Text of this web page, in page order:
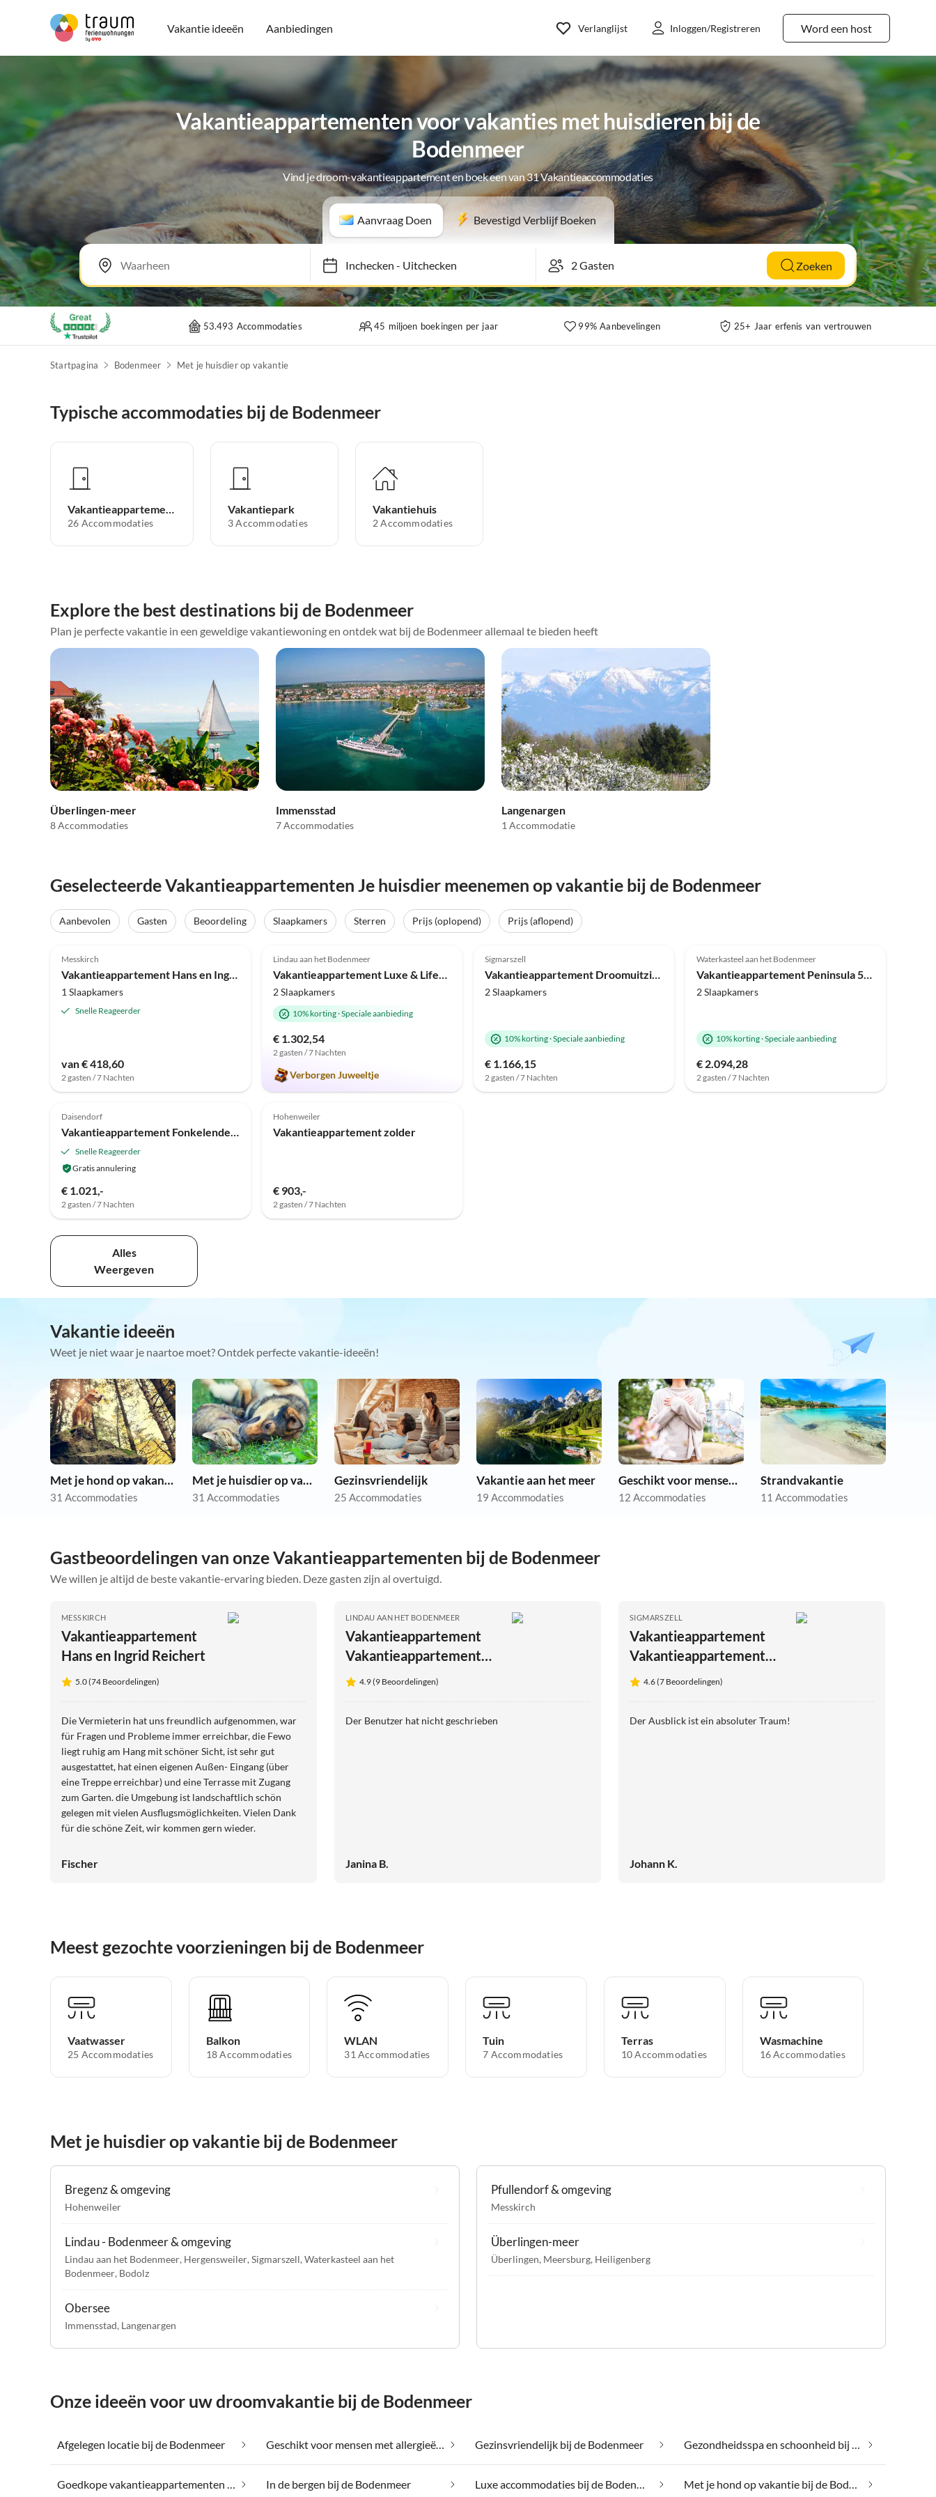
Vakantie ideeën Aanbiedingen Word een host
Verlanglijst Inloggen/Registreren
Vakantieappartementen voor vakanties met huisdieren bij de
Bodenmeer
Vind je droom-vakantieappartement en boek een van 31 Vakantieaccommodaties
Aanvraag Doen Bevestigd Verblijf Boeken
Inchecken- Uitchecken Zoeken
53.493 Accommodaties 45 miljoen boekingen per jaar 99% Aanbevelingen 25+ Jaar erfenis van vertrouwen
Startpagina Bodenmeer Met je huisdier op vakantie
Typische accommodaties bij de Bodenmeer
Vakantieappartement
26 Accommodaties
Vakantiepark
3 Accommodaties
Vakantiehuis
2 Accommodaties
Explore the best destinations bij de Bodenmeer
Plan je perfecte vakantie in een geweldige vakantiewoning en ontdek wat bij de Bodenmeer allemaal te bieden heeft
Überlingen-meer
8 Accommodaties
Immensstad
7 Accommodaties
Langenargen
1 Accommodatie
Geselecteerde Vakantieappartementen Je huisdier meenemen op vakantie bij de Bodenmeer
Aanbevolen Gasten Beoordeling Slaapkamers Sterren Prijs (oplopend) Prijs (aflopend)
Top-
Advertentie
Messkirch
Vakantieappartement Hans en Ingrid Reichert
1 Slaapkamers
Snelle Reageerder
van € 418,60
2 gasten / 7 Nachten
Lindau aan het Bodenmeer
Vakantieappartement Luxe & Lifestyle
2 Slaapkamers
10% korting·Speciale aanbieding
€ 1.302,54
2 gasten / 7 Nachten
Verborgen Juweeltje
Sigmarszell
Vakantieappartement Droomuitzicht
2 Slaapkamers
10% korting·Speciale aanbieding
€ 1.166,15
2 gasten / 7 Nachten
Waterkasteel aan het Bodenmeer
Vakantieappartement Peninsula 52 | Zeezicht
2 Slaapkamers
10% korting·Speciale aanbieding
€ 2.094,28
2 gasten / 7 Nachten
Daisendorf
Vakantieappartement Fonkelende lichten
Snelle Reageerder
Gratis annulering
€ 1.021,-
2 gasten / 7 Nachten
Advertentie
Hohenweiler
Vakantieappartement zolder
€ 903,-
2 gasten / 7 Nachten
Alles
Weergeven
Vakantie ideeën
Weet je niet waar je naartoe moet? Ontdek perfecte vakantie-ideeën!
Met je hond op vakantie
31 Accommodaties
Met je huisdier op vakantie
31 Accommodaties
Gezinsvriendelijk
25 Accommodaties
Vakantie aan het meer
19 Accommodaties
Geschikt voor mensen met allergieën
12 Accommodaties
Strandvakantie
11 Accommodaties
Gastbeoordelingen van onze Vakantieappartementen bij de Bodenmeer
We willen je altijd de beste vakantie-ervaring bieden. Deze gasten zijn al overtuigd.
MESSKIRCH
Vakantieappartement
Hans en Ingrid Reichert
5.0 (74 Beoordelingen)
Die Vermieterin hat uns freundlich aufgenommen, war
für Fragen und Probleme immer erreichbar, die Fewo
liegt ruhig am Hang mit schöner Sicht, ist sehr gut
ausgestattet, hat einen eigenen Außen- Eingang (über
eine Treppe erreichbar) und eine Terrasse mit Zugang
zum Garten. die Umgebung ist landschaftlich schön
gelegen mit vielen Ausflugsmöglichkeiten. Vielen Dank
für die schöne Zeit, wir kommen gern wieder.
Fischer
LINDAU AAN HET BODENMEER
Vakantieappartement
Vakantieappartement
Luxe & Lifestyle
4.9 (9 Beoordelingen)
Der Benutzer hat nicht geschrieben
Janina B.
SIGMARSZELL
Vakantieappartement
Vakantieappartement
Droomuitzicht
4.6 (7 Beoordelingen)
Der Ausblick ist ein absoluter Traum!
Johann K.
Meest gezochte voorzieningen bij de Bodenmeer
Vaatwasser
25 Accommodaties
Balkon
18 Accommodaties
WLAN
31 Accommodaties
Tuin
7 Accommodaties
Terras
10 Accommodaties
Wasmachine
16 Accommodaties
Met je huisdier op vakantie bij de Bodenmeer
Bregenz & omgeving
Hohenweiler
Lindau - Bodenmeer & omgeving
Lindau aan het Bodenmeer, Hergensweiler, Sigmarszell, Waterkasteel aan het
Bodenmeer, Bodolz
Obersee
Immensstad, Langenargen
Pfullendorf & omgeving
Messkirch
Überlingen-meer
Überlingen, Meersburg, Heiligenberg
Onze ideeën voor uw droomvakantie bij de Bodenmeer
Afgelegen locatie bij de Bodenmeer Geschikt voor mensen met allergieën bij de Bodenmeer Gezinsvriendelijk bij de Bodenmeer Gezondheidsspa en schoonheid bij de Bodenmeer
Goedkope vakantieappartementen bij de Bodenmeer In de bergen bij de Bodenmeer Luxe accommodaties bij de Bodenmeer Met je hond op vakantie bij de Bodenmeer